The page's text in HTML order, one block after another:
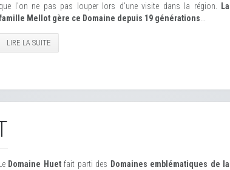
que l'on ne pas pas louper lors d'une visite dans la région.
La
Mellot gère ce Domaine depuis 19 générations
LIRE LA SUITE
Le Domaine Huetfait parti des Domaines emblématiques de la